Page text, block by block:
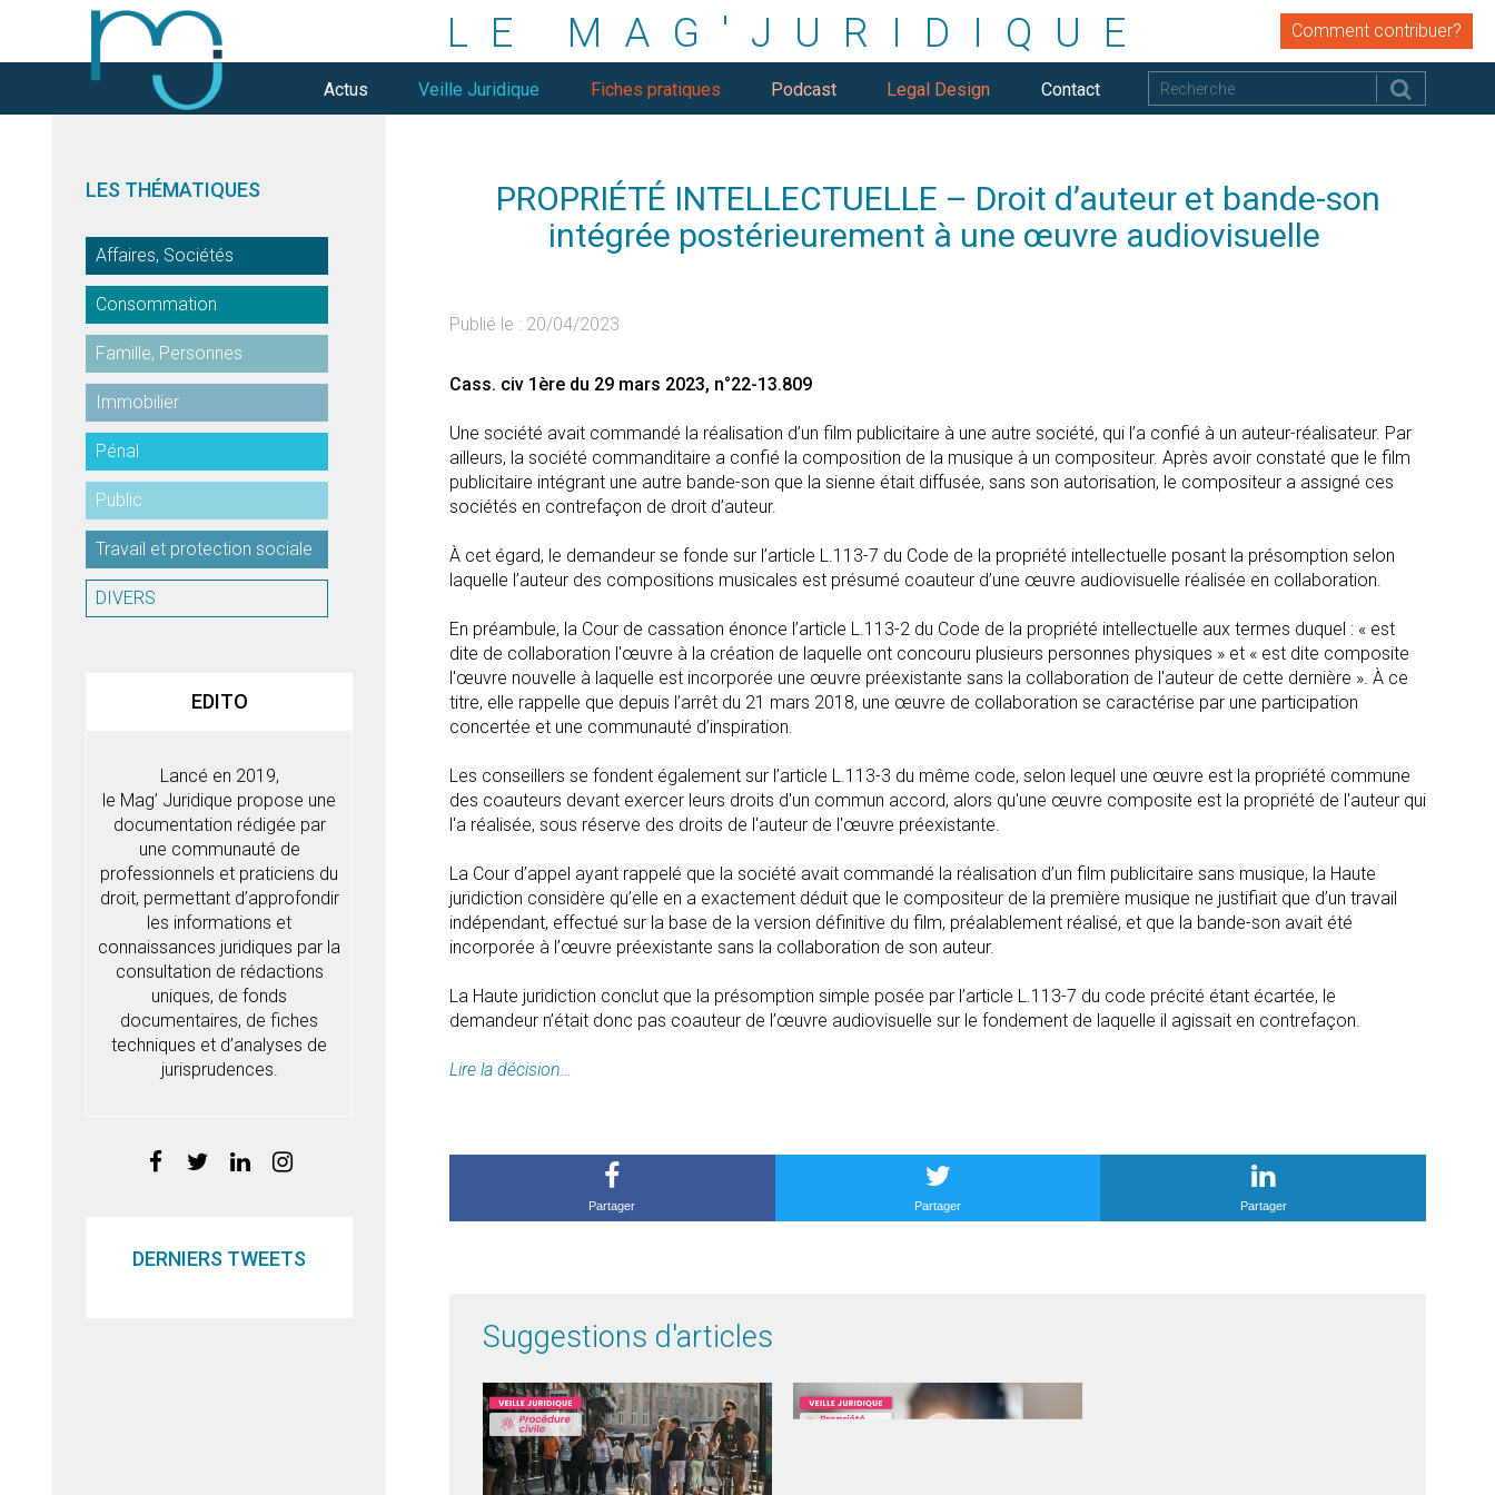
LE MAG'JURIDIQUE Comment contribuer?
Actus Veille Juridique Fiches pratiques Podcast Legal Design Contact
LES THÉMATIQUES
Affaires, Sociétés
Consommation
Famille, Personnes
Immobilier
Pénal
Public
Travail et protection sociale
DIVERS
EDITO
Lancé en 2019,
le Mag’ Juridique propose une
documentation rédigée par
une communauté de
professionnels et praticiens du
droit, permettant d’approfondir
les informations et
connaissances juridiques par la
consultation de rédactions
uniques, de fonds
documentaires, de fiches
techniques et d’analyses de
jurisprudences.
DERNIERS TWEETS
PROPRIÉTÉ INTELLECTUELLE – Droit d’auteur et bande-son
intégrée postérieurement à une œuvre audiovisuelle
Publié le : 20/04/2023
Cass. civ 1ère du 29 mars 2023, n°22-13.809
Une société avait commandé la réalisation d’un film publicitaire à une autre société, qui l’a confié à un auteur-réalisateur. Par
ailleurs, la société commanditaire a confié la composition de la musique à un compositeur. Après avoir constaté que le film
publicitaire intégrant une autre bande-son que la sienne était diffusée, sans son autorisation, le compositeur a assigné ces
sociétés en contrefaçon de droit d’auteur.
À cet égard, le demandeur se fonde sur l’article L.113-7 du Code de la propriété intellectuelle posant la présomption selon
laquelle l’auteur des compositions musicales est présumé coauteur d’une œuvre audiovisuelle réalisée en collaboration.
En préambule, la Cour de cassation énonce l’article L.113-2 du Code de la propriété intellectuelle aux termes duquel : « est
dite de collaboration l'œuvre à la création de laquelle ont concouru plusieurs personnes physiques » et « est dite composite
l'œuvre nouvelle à laquelle est incorporée une œuvre préexistante sans la collaboration de l'auteur de cette dernière ». À ce
titre, elle rappelle que depuis l’arrêt du 21 mars 2018, une œuvre de collaboration se caractérise par une participation
concertée et une communauté d’inspiration.
Les conseillers se fondent également sur l’article L.113-3 du même code, selon lequel une œuvre est la propriété commune
des coauteurs devant exercer leurs droits d'un commun accord, alors qu'une œuvre composite est la propriété de l'auteur qui
l'a réalisée, sous réserve des droits de l'auteur de l'œuvre préexistante.
La Cour d’appel ayant rappelé que la société avait commandé la réalisation d’un film publicitaire sans musique, la Haute
juridiction considère qu’elle en a exactement déduit que le compositeur de la première musique ne justifiait que d’un travail
indépendant, effectué sur la base de la version définitive du film, préalablement réalisé, et que la bande-son avait été
incorporée à l’œuvre préexistante sans la collaboration de son auteur.
La Haute juridiction conclut que la présomption simple posée par l’article L.113-7 du code précité étant écartée, le
demandeur n’était donc pas coauteur de l’œuvre audiovisuelle sur le fondement de laquelle il agissait en contrefaçon.
Lire la décision…